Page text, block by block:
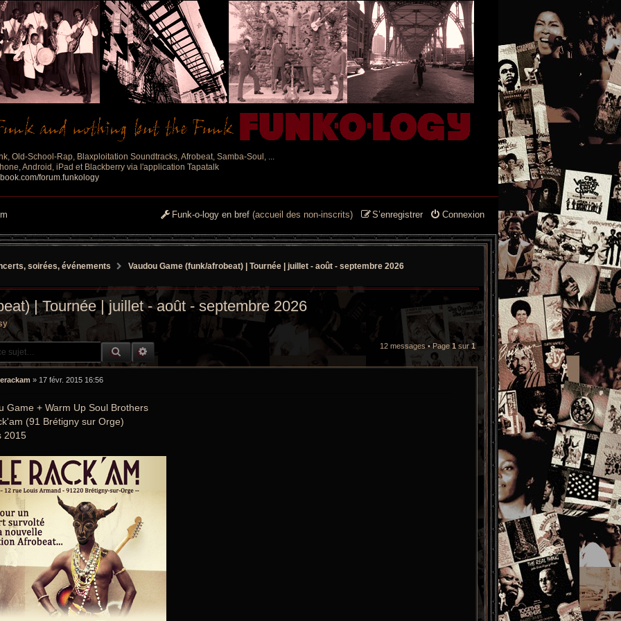
Old-School-Rap, Blaxploitation Soundtracks, Afrobeat, Samba-Soul, ...
Android, iPad et Blackberry via l'application Tapatalk
forum.funkology
Connexion
S’enregistrer
Funk-o-logy en bref (accueil des non-inscrits)
soirées, événements Vaudou Game (funk/afrobeat) | Tournée | juillet - août - septembre 2026
| Tournée | juillet - août - septembre 2026
RECHERCHE GROOVY 12 messages • Page 1 sur1
» 17 févr. 2015 16:56
Game + Warm Up Soul Brothers
(91 Brétigny sur Orge)
2015